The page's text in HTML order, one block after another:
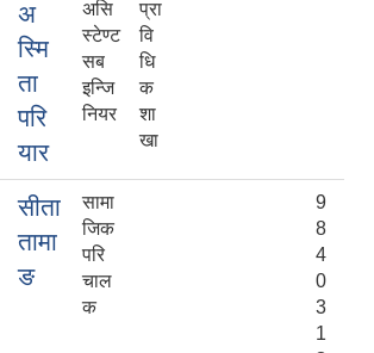
अ
स्मि
ता
परि
यार
असि
स्टेण्ट
सब
इन्जि
नियर
प्रा
वि
धि
क
शा
खा
सीता
तामा
ङ
सामा
जिक
परि
चाल
क
9
8
4
0
3
1